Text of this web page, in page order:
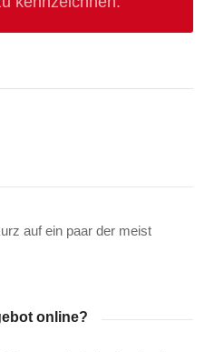
auf ein paar der meist
online?